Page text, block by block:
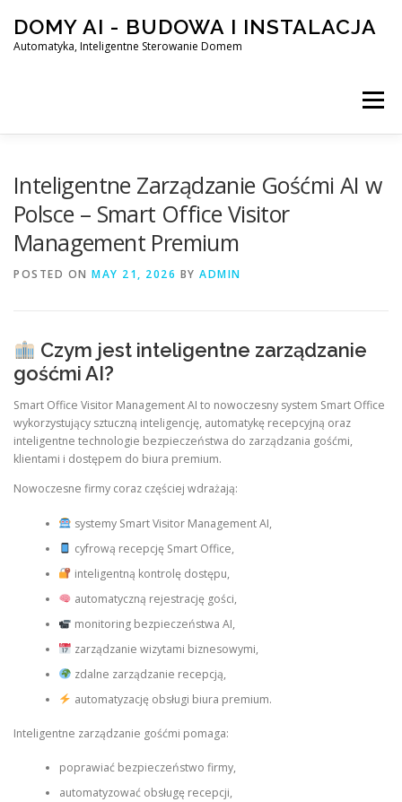
content
DOMY AI - BUDOWA I INSTALACJA
Automatyka, Inteligentne Sterowanie Domem
Menu
SMART DOM AI – AUTOMATYKA, INTELIGENTNE
Inteligentne Zarządzanie Gośćmi AI w
Polsce – Smart Office Visitor
Management Premium
POSTED ON MAY 21, 2026 BY ADMIN
Czym jest inteligentne zarządzanie
gośćmi AI?
Smart Office Visitor Management AI to nowoczesny system Smart Office
wykorzystujący sztuczną inteligencję, automatykę recepcyjną oraz
inteligentne technologie bezpieczeństwa do zarządzania gośćmi,
klientami i dostępem do biura premium.
Nowoczesne firmy coraz częściej wdrażają:
systemy Smart Visitor Management AI,
cyfrową recepcję Smart Office,
inteligentną kontrolę dostępu,
automatyczną rejestrację gości,
monitoring bezpieczeństwa AI,
zarządzanie wizytami biznesowymi,
zdalne zarządzanie recepcją,
automatyzację obsługi biura premium.
Inteligentne zarządzanie gośćmi pomaga:
poprawiać bezpieczeństwo firmy,
automatyzować obsługę recepcji,